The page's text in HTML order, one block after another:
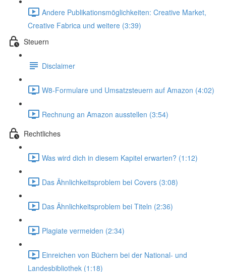
Andere Publikationsmöglichkeiten: Creative Market,
Creative Fabrica und weitere (3:39)
Steuern
Disclaimer
W8-Formulare und Umsatzsteuern auf Amazon (4:02)
Rechnung an Amazon ausstellen (3:54)
Rechtliches
Was wird dich in diesem Kapitel erwarten? (1:12)
Das Ähnlichkeitsproblem bei Covers (3:08)
Das Ähnlichkeitsproblem bei Titeln (2:36)
Plagiate vermeiden (2:34)
Einreichen von Büchern bei der National- und
Landesbibliothek (1:18)